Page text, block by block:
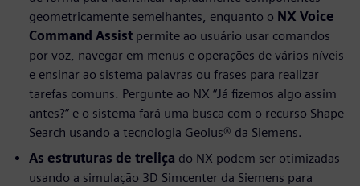
geometricamente semelhantes, enquanto o NX Voice
Command Assist permite ao usuário usar comandos
por voz, navegar em menus e operações de vários níveis
e ensinar ao sistema palavras ou frases para realizar
tarefas comuns. Pergunte ao NX “Já fizemos algo assim
antes?” e o sistema fará uma busca com o recurso Shape
Search usando a tecnologia Geolus® da Siemens.
As estruturas de treliça do NX podem ser otimizadas
usando a simulação 3D Simcenter da Siemens para